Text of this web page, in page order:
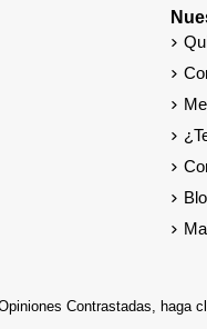
Contrastadas, haga